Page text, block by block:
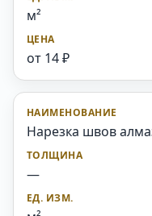
м²
от 14 ₽
Нарезка швов
—